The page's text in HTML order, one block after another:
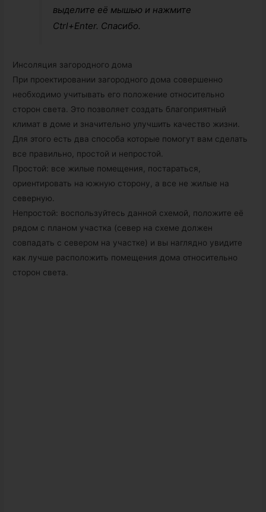
выделите её мышью и нажмите
Ctrl+Enter. Спасибо.
Инсоляция загородного дома
При проектировании загородного дома совершенно
необходимо учитывать его положение относительно
сторон света. Это позволяет создать благоприятный
климат в доме и значительно улучшить качество жизни.
Для этого есть два способа которые помогут вам сделать
все правильно, простой и непростой.
Простой: все жилые помещения, постараться,
ориентировать на южную сторону, а все не жилые на
северную.
Непростой: воспользуйтесь данной схемой, положите её
рядом с планом участка (север на схеме должен
совпадать с севером на участке) и вы наглядно увидите
как лучше расположить помещения дома относительно
сторон света.